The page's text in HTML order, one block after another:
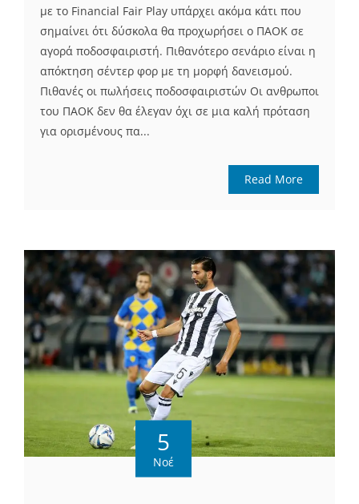
με το Financial Fair Play υπάρχει ακόμα κάτι που
σημαίνει ότι δύσκολα θα προχωρήσει ο ΠΑΟΚ σε
αγορά ποδοσφαιριστή. Πιθανότερο σενάριο είναι η
απόκτηση σέντερ φορ με τη μορφή δανεισμού.
Πιθανές οι πωλήσεις ποδοσφαιριστών Οι ανθρωποι
του ΠΑΟΚ δεν θα έλεγαν όχι σε μια καλή πρόταση
για ορισμένους πα...
Read More
5
Νοέ